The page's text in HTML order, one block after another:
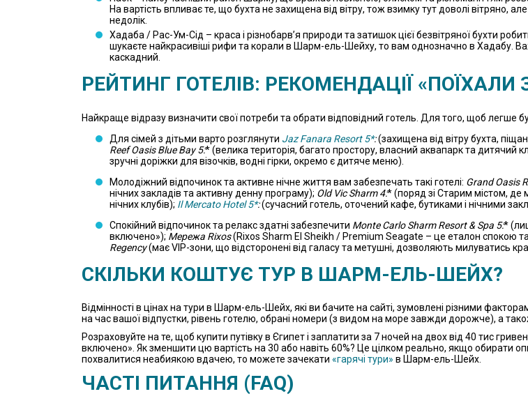
На вартість впливає те, що бухта не захищена від вітру, тож взимку тут доволі вітряно,
недолік.
Хадаба / Рас-Ум-Сід – краса і різнобарв’я природи та затишок цієї безвітряної бухти
шукаєте найкрасивіші рифи та корали в Шарм-ель-Шейху, то вам однозначно в Хадабу.
каскадний.
РЕЙТИНГ ГОТЕЛІВ: РЕКОМЕНДАЦІЇ «ПОЇХАЛИ
Найкраще відразу визначити свої потреби та обрати відповідний готель. Для того, щоб легше
Для сімей з дітьми варто розглянути Jaz Fanara Resort 5*:(захищена від вітру бухта,
Reef Oasis Blue Bay 5:* (велика територія, багато простору, власний аквапарк та дитячий
зручні доріжки для візочків, водні гірки, окремо є дитяче меню).
Молодіжний відпочинок та активне нічне життя вам забезпечать такі готелі: Grand Oasis
нічних закладів та активну денну програму); Old Vic Sharm 4:* (поряд зі Старим містом, де
нічних клубів); Il Mercato Hotel 5*:(сучасний готель, оточений кафе, бутиками і нічними
Спокійний відпочинок та релакс здатні забезпечити Monte Carlo Sharm Resort & Spa 5:*
включено»); Мережа Rixos(Rixos Sharm El Sheikh / Premium Seagate – це еталон спокою
Regency(має VIP-зони, що відсторонені від галасу та метушні, дозволяють милуватись
СКІЛЬКИ КОШТУЄ ТУР В ШАРМ-ЕЛЬ-ШЕЙХ?
Відмінності в цінах на тури в Шарм-ель-Шейх, які ви бачите на сайті, зумовлені різними
на час вашої відпустки, рівень готелю, обрані номери (з видом на море завжди дорожче), а
Розраховуйте на те, щоб купити путівку в Єгипет і заплатити за 7 ночей на двох від 40 тис
включено». Як зменшити цю вартість на 30 або навіть 60%? Це цілком реально, якщо обирати
похвалитися неабиякою вдачею, то можете зачекати «гарячі тури» в Шарм-ель-Шейх.
ЧАСТІ ПИТАННЯ (FAQ)